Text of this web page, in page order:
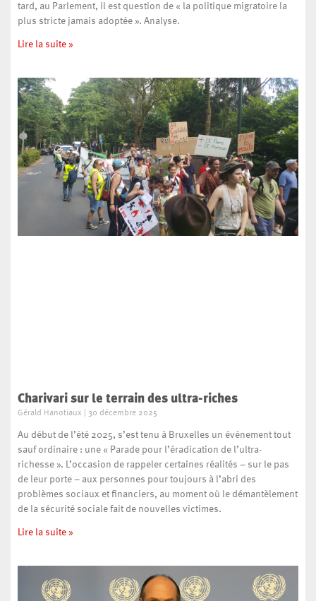
tard, au Parlement, il est question de « la politique migratoire la
plus stricte jamais adoptée ». Analyse.
Lire la suite »
Charivari sur le terrain des ultra-riches
Gérald Hanotiaux 30 décembre 2025
Au début de l’été 2025, s’est tenu à Bruxelles un événement tout
sauf ordinaire : une « Parade pour l’éradication de l’ultra-
richesse ». L’occasion de rappeler certaines réalités – sur le pas
de leur porte – aux personnes pour toujours à l’abri des
problèmes sociaux et financiers, au moment où le démantèlement
de la sécurité sociale fait de nouvelles victimes.
Lire la suite »